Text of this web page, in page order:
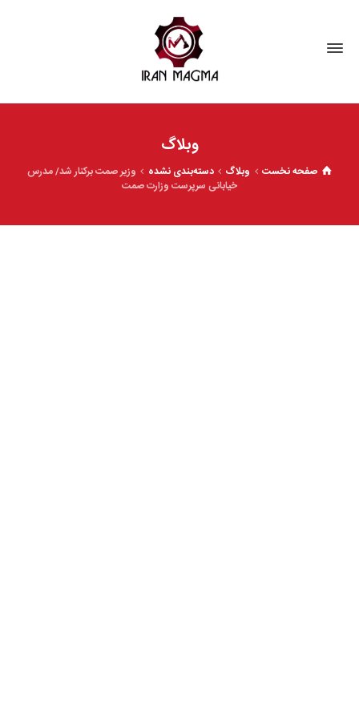
وبلاگ
صفحه نخست وبلاگ دسته‌بندی نشده
وزیر صمت برکنار شد/ مدرس
خیابانی سرپرست وزارت صمت